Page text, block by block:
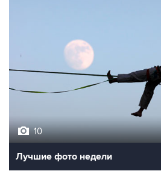
10
Лучшие фото недели